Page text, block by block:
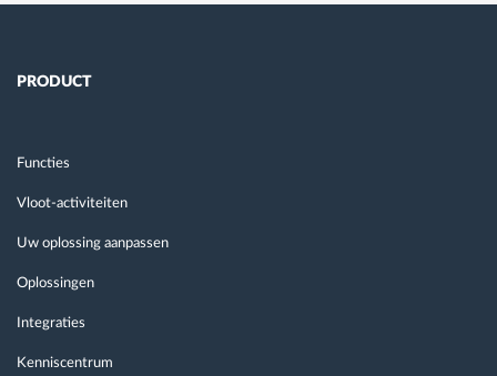
PRODUCT
Functies
Vloot-activiteiten
Uw oplossing aanpassen
Oplossingen
Integraties
Kenniscentrum